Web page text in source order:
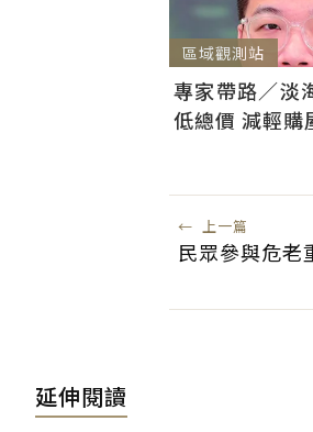
區域觀測站
專家帶路／淡
低總價 減輕購
← 上一篇
民眾參與危老
延伸閱讀